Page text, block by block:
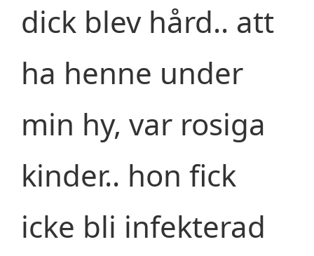
dick blev hård.. att
ha henne under
min hy, var rosiga
kinder.. hon fick
icke bli infekterad